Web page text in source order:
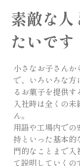
素敵な人
たいです
小さなお子さんか
で、いろいろな方
るお菓子を提供す
入社時は全くの
ん。
用語や工場内での
持といった基本的
門的なことまで入
て説明していくの